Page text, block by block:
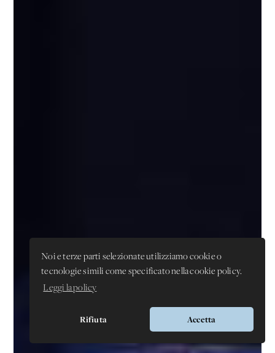
Noi e terze parti selezionate utilizziamo cookie o
tecnologie simili come specificato nella cookie policy.
Leggi la policy
Rifiuta Accetta